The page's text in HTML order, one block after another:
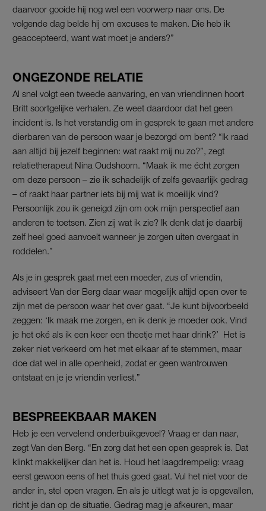
daarvoor gooide hij nog wel een voorwerp naar ons. De
volgende dag belde hij om excuses te maken. Die heb ik
geaccepteerd, want wat moet je anders?”
ONGEZONDE RELATIE
Al snel volgt een tweede aanvaring, en van vriendinnen hoort
Britt soortgelijke verhalen. Ze weet daardoor dat het geen
incident is. Is het verstandig om in gesprek te gaan met andere
dierbaren van de persoon waar je bezorgd om bent? “Ik raad
aan altijd bij jezelf beginnen: wat raakt mij nu zo?”, zegt
relatietherapeut Nina Oudshoorn. “Maak ik me écht zorgen
om deze persoon – zie ik schadelijk of zelfs gevaarlijk gedrag
– of raakt haar partner iets bij mij wat ik moeilijk vind?
Persoonlijk zou ik geneigd zijn om ook mijn perspectief aan
anderen te toetsen. Zien zij wat ik zie? Ik denk dat je daarbij
zelf heel goed aanvoelt wanneer je zorgen uiten overgaat in
roddelen.”
Als je in gesprek gaat met een moeder, zus of vriendin,
adviseert Van der Berg daar waar mogelijk altijd open over te
zijn met de persoon waar het over gaat. “Je kunt bijvoorbeeld
zeggen: ‘Ik maak me zorgen, en ik denk je moeder ook. Vind
je het oké als ik een keer een theetje met haar drink?’ Het is
zeker niet verkeerd om het met elkaar af te stemmen, maar
doe dat wel in alle openheid, zodat er geen wantrouwen
ontstaat en je je vriendin verliest.”
BESPREEKBAAR MAKEN
Heb je een vervelend onderbuikgevoel? Vraag er dan naar,
zegt Van den Berg. “En zorg dat het een open gesprek is. Dat
klinkt makkelijker dan het is. Houd het laagdrempelig: vraag
eerst gewoon eens of het thuis goed gaat. Vul het niet voor de
ander in, stel open vragen. En als je uitlegt wat je is opgevallen,
richt je dan op de situatie. Gedrag mag je afkeuren, maar